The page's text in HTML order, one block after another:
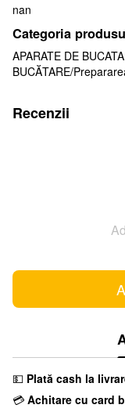
nan
Categoria
APARATE DE
BUCĂTARE/
Recenzii
💵 Plată cash la
💳 Achitare cu card